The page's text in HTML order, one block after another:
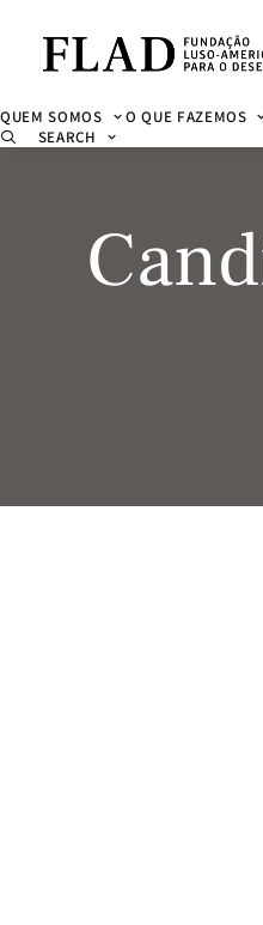
QUEM SOMOS O QUE FAZEMOS
SEARCH